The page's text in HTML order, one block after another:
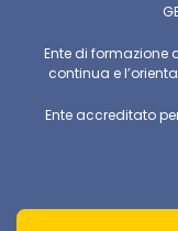
Ente di formazione
continua e
Ente accreditato